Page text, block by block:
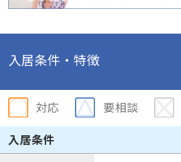
入居条件・特徴
対応 要相談
入居条件